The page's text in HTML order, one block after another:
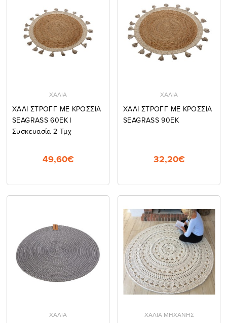
ΧΑΛΙΑ
ΧΑΛΙ ΣΤΡΟΓΓ ΜΕ ΚΡΟΣΣΙΑ
SEAGRASS 60EK |
Συσκευασία 2 Τμχ
49,60€
ΧΑΛΙΑ
ΧΑΛΙ ΣΤΡΟΓΓ ΜΕ ΚΡΟΣΣΙΑ
SEAGRASS 90EK
32,20€
ΧΑΛΙΑ ΧΑΛΙΑ ΜΗΧΑΝΗΣ